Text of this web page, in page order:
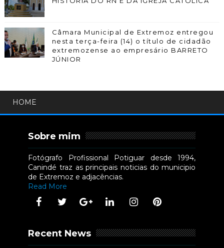
Câmara Municipal de Extremoz entregou
nesta terça-feira (14) o título de cidadão
extremozense ao empresário BARRETO
JÚNIOR
HOME
Sobre mim
Fotógrafo Profissional Potiguar desde 1994,
Canindé traz as principais noticias do municipio
de Extremoz e adjacências.
Read More
Recent News